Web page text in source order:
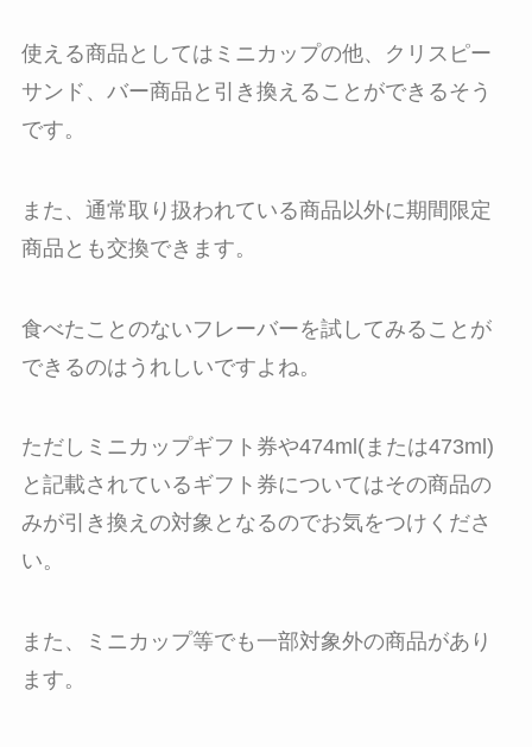
使える商品としてはミニカップの他、クリスピー
サンド、バー商品と引き換えることができるそう
です。
また、通常取り扱われている商品以外に期間限定
商品とも交換できます。
食べたことのないフレーバーを試してみることが
できるのはうれしいですよね。
ただしミニカップギフト券や474ml(または473ml)
と記載されているギフト券についてはその商品の
みが引き換えの対象となるのでお気をつけくださ
い。
また、ミニカップ等でも一部対象外の商品があり
ます。